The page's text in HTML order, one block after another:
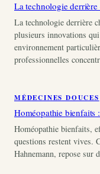
La technologie
La technologie derrière
plusieurs innovations
environnement
professionnelles
MÉDECINES DOUCES
Homéopathie bienfaits
Homéopathie bienfaits,
questions restent vives.
Hahnemann, repose